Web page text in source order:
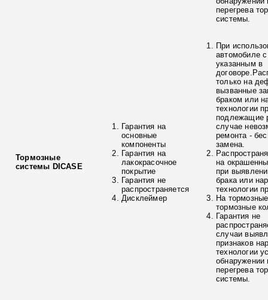
перегрева
системы.
Тормозные
системы DICASE
Гарантия на
основные
компоненты
Гарантия на
лакокрасочное
покрытие
Гарантия не
распространяется
Дисклеймер
При
автомобиле
указанным в
только на
вызванные
браком или
технологии
подлежащие
случае
ремонта -
замена.
на
при
брака или
технологии
На
тормозные
Гарантия не
случаи
признаков
технологии
обнаружении
перегрева
системы.